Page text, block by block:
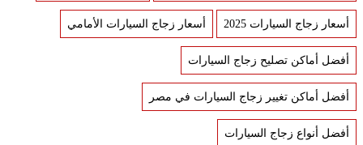
أسعار زجاج السيارات 2025 أسعار زجاج السيارات الأمامي
أفضل أماكن تصليح زجاج السيارات
أفضل أماكن تغيير زجاج السيارات في مصر
أفضل أنواع زجاج السيارات